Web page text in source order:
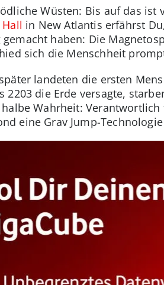
Wüsten: Bis auf das
in New Atlantis erfährst
gemacht haben: Die
sich die Menschheit
landeten die ersten
2203 die Erde versagte,
Wahrheit:
eine Grav Jump-